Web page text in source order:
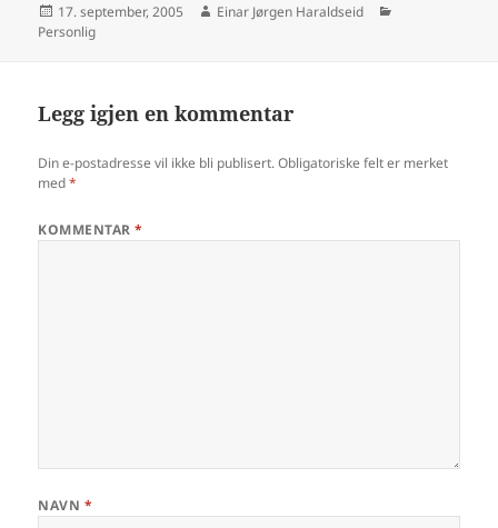
Publisert
17. september, 2005 Forfatter
Einar Jørgen Haraldseid
Personlig
Legg igjen en kommentar
Din e-postadresse vil ikke bli publisert. Obligatoriske felt er merket
med*
KOMMENTAR*
NAVN *